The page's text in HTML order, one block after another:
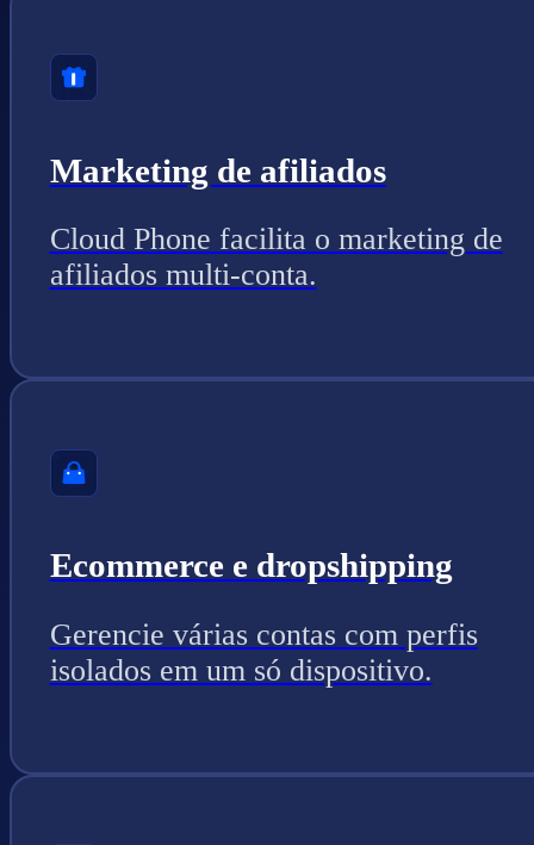
Marketing de afiliados
Cloud Phone facilita o marketing de
afiliados multi-conta.
Ecommerce e dropshipping
Gerencie várias contas com perfis
isolados em um só dispositivo.